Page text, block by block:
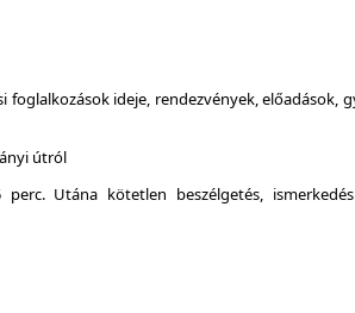
foglalkozások ideje, rendezvények, előadások,
útról
Utána kötetlen beszélgetés,